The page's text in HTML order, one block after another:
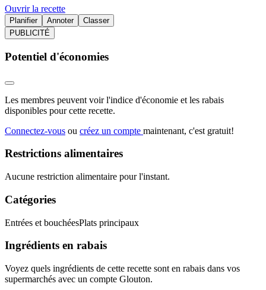
Ouvrir la recette
Planifier Annoter
Classer
PUBLICITÉ
Potentiel d'économies
Les membres peuvent voir l'indice d'économie et les rabais
disponibles pour cette recette.
Connectez-vous ou créez un compte maintenant, c'est gratuit!
Restrictions alimentaires
Aucune restriction alimentaire pour l'instant.
Catégories
Entrées et bouchéesPlats principaux
Ingrédients en rabais
Voyez quels ingrédients de cette recette sont en rabais dans vos
supermarchés avec un compte Glouton.